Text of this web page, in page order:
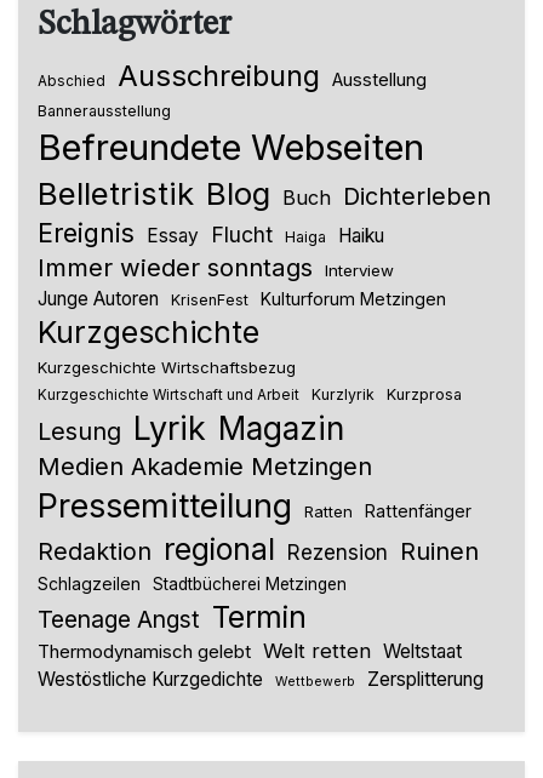
Schlagwörter
Abschied Ausschreibung Ausstellung
Bannerausstellung
Befreundete Webseiten
Belletristik Blog Buch Dichterleben
Ereignis Essay Flucht Haiga Haiku
Immer wieder sonntags Interview
Junge Autoren KrisenFest Kulturforum Metzingen
Kurzgeschichte
Kurzgeschichte Wirtschaftsbezug
Kurzgeschichte Wirtschaft und Arbeit Kurzlyrik Kurzprosa
Lesung Lyrik Magazin
Medien Akademie Metzingen
Pressemitteilung Ratten Rattenfänger
Redaktion regional Rezension Ruinen
Schlagzeilen Stadtbücherei Metzingen
Teenage Angst Termin
Thermodynamisch gelebt Welt retten Weltstaat
Westöstliche Kurzgedichte
Wettbewerb Zersplitterung